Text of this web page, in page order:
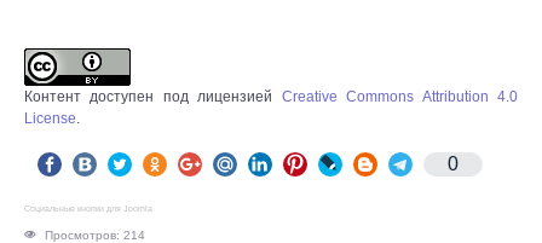
Контент доступен под лицензией Creative Commons Attribution 4.0
License.
0
Социальные кнопки для Joomla
Просмотров: 214